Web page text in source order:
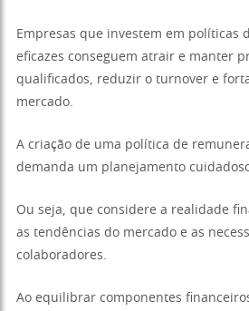
Empresas que investem em políticas
eficazes conseguem atrair e manter
qualificados, reduzir o turnover e
mercado.
A criação de uma política de
demanda um planejamento
Ou seja, que considere a realidade
as tendências do mercado e as
colaboradores.
Ao equilibrar componentes